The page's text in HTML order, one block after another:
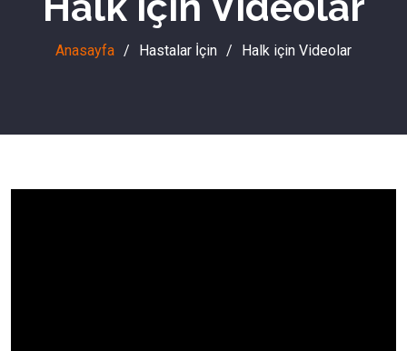
Anasayfa Hastalar İçin Halk için Videolar